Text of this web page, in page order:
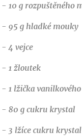
- 10 g rozpuštěného
- 95 g hladké mouky
- 4 vejce
- 1 žloutek
- 1 lžička
- 80 g cukru krystal
- 3 lžíce cukru